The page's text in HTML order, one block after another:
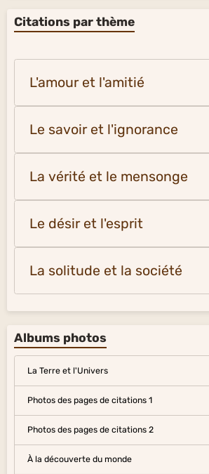
Citations par thème
L'amour et l'amitié
Le savoir et l'ignorance
La vérité et le mensonge
Le désir et l'esprit
La solitude et la société
Albums photos
La Terre et l'Univers
Photos des pages de citations 1
Photos des pages de citations 2
À la découverte du monde